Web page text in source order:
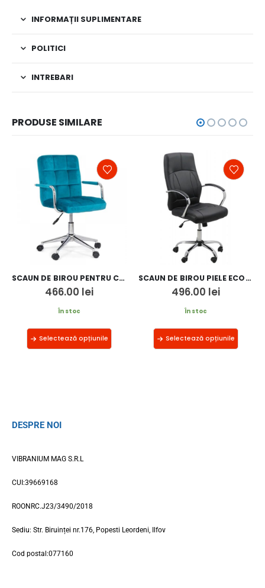
INFORMAȚII SUPLIMENTARE
POLITICI
INTREBARI
PRODUSE SIMILARE
SCAUN DE BIROU PENTRU COPII OFF 328V
466.00 lei
În stoc
Selectează opțiunile
SCAUN DE BIROU PIELE ECOLOGICA OFF 331
496.00 lei
În stoc
Selectează opțiunile
DESPRE NOI
VIBRANIUM MAG S.R.L
CUI:39669168
ROONRC.J23/3490/2018
Sediu: Str. Biruinței nr.176, Popesti Leordeni, Ilfov
Cod postal:077160